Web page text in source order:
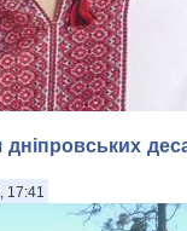
17:41